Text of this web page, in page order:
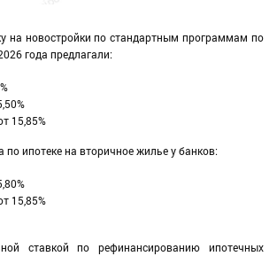
на новостройки по стандартным программам по
года предлагали:
15,85%
ипотеке на вторичное жилье у банков:
15,85%
ставкой по рефинансированию ипотечных